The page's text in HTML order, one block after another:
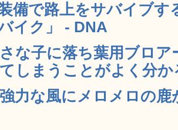
備で路上をサバイブす
イク」 - DNA
な子に落ち葉用ブロ
しまうことがよく分か
力な風にメロメロの